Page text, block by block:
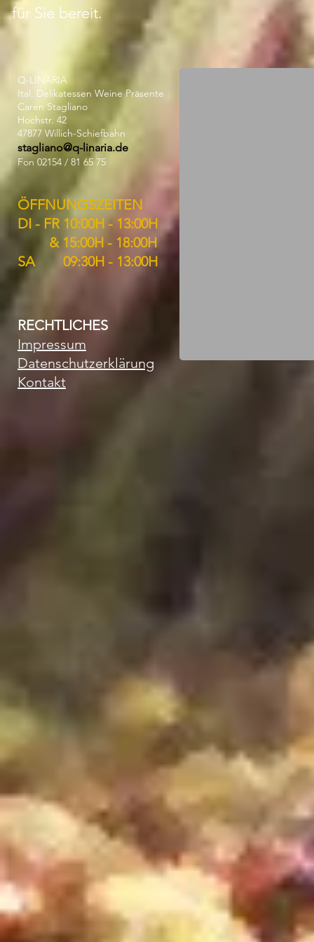
für Sie bereit.
Q-LINARIA
Ital. Delikatessen Weine Präsente
Caren Stagliano
Hochstr. 42
47877 Willich-Schiefbahn
stagliano@q-linaria.de
Fon 02154 / 81 65 75
ÖFFNUNGSZEITEN
DI - FR 10:00H - 13:00H
& 15:00H - 18:00H
SA 09:30H - 13:00H
RECHTLICHES
Impressum
Datenschutzerklärung
Kontakt